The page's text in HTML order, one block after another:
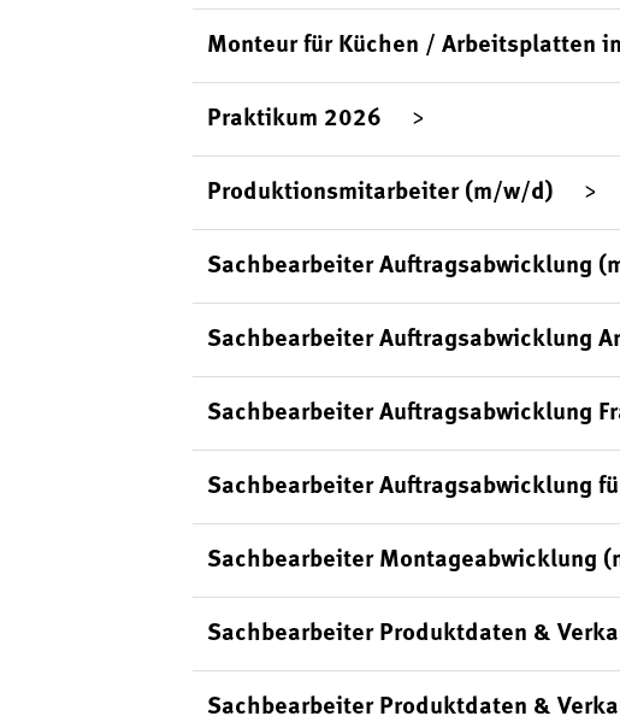
Monteur für Küchen / Arbeitsplatten
Praktikum 2026
Produktionsmitarbeiter (m/w/d)
Sachbearbeiter Auftragsabwicklung
Sachbearbeiter Auftragsabwicklung
Sachbearbeiter Auftragsabwicklung
Sachbearbeiter Auftragsabwicklung
Sachbearbeiter Montageabwicklung
Sachbearbeiter Produktdaten &
Sachbearbeiter Produktdaten &